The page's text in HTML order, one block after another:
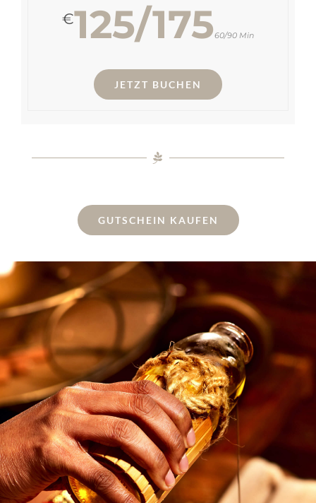
€125/17560/90 Min
JETZT BUCHEN
GUTSCHEIN KAUFEN